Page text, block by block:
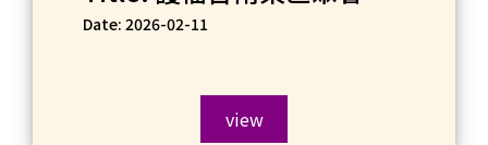
Date: 2026-02-11
view